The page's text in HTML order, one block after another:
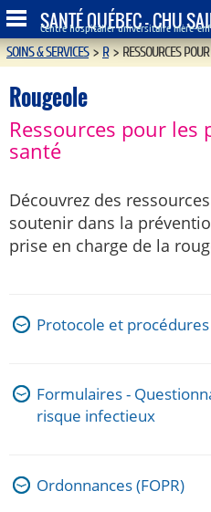
SANTÉ QUÉBEC - CHU
Centre hospitalier universitaire mère-
SOINS & SERVICES>R>RESSOURCES
Rougeole
Ressources pour les
santé
Découvrez des
soutenir dans la
prise en charge de la
Protocole et procédures
Formulaires -
risque infectieux
Ordonnances (FOPR)